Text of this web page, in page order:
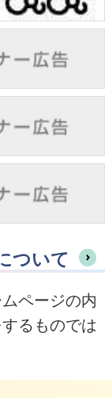
ついて
ページの内
るものでは